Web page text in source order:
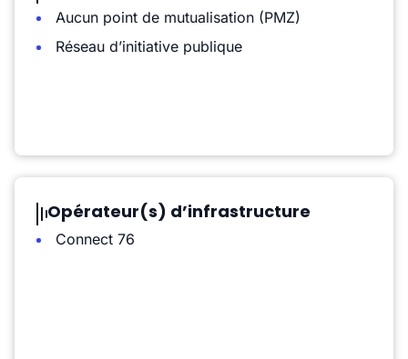
Aucun point de mutualisation (PMZ)
Réseau d’initiative publique
Opérateur(s) d’infrastructure
Connect 76